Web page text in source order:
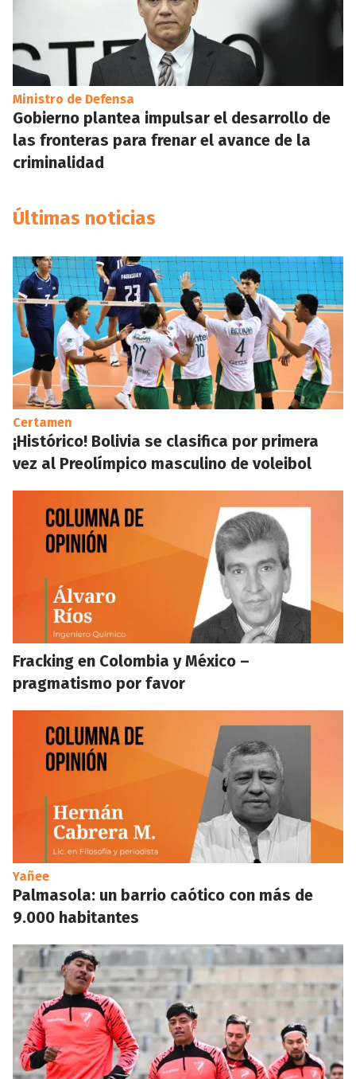
Ministro de Defensa
Gobierno plantea impulsar el desarrollo de
las fronteras para frenar el avance de la
criminalidad
Últimas noticias
Certamen
¡Histórico! Bolivia se clasifica por primera
vez al Preolímpico masculino de voleibol
Fracking en Colombia y México –
pragmatismo por favor
Yañee
Palmasola: un barrio caótico con más de
9.000 habitantes